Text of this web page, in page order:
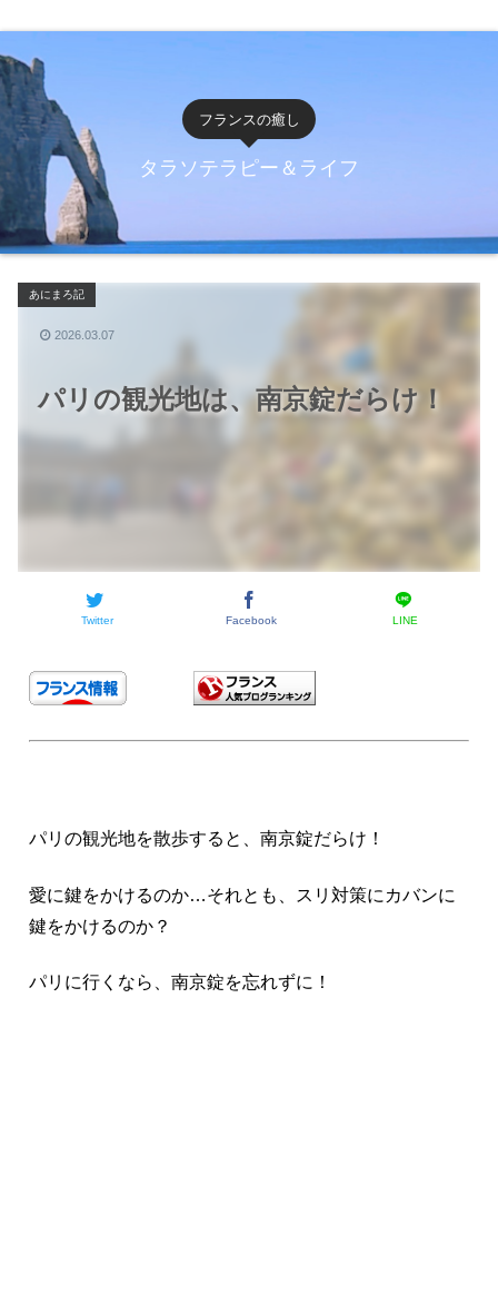
フランスの癒し
タラソテラピー＆ライフ
パリの観光地は、南京錠だらけ！
あにまろ記
Twitter Facebook LINE
2026.03.07
パリの観光地を散歩すると、南京錠だらけ！
愛に鍵をかけるのか…それとも、スリ対策にカバンに
鍵をかけるのか？
パリに行くなら、南京錠を忘れずに！